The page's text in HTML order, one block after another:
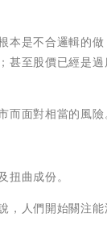
本是不合邏輯的做
甚至股價已經是過
面對相當的風險
曲成份。
，人們開始關注能